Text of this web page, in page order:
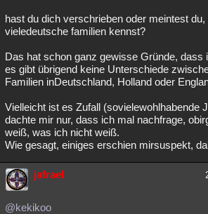
hast du dich verschrieben oder meintest
vieledeutsche familien kennst?
Das hat schon ganz gewisse Gründe, dass
es gibt übrigend keine Unterschiede
Familien inDeutschland, Holland oder
Vielleicht ist es Zufall (sovielewohlhabende
dachte mir nur, dass ich mal nachfrage,
weiß, was ich nicht weiß.
Wie gesagt, einiges erschien mirsuspekt,
jafrael
@kekikoo